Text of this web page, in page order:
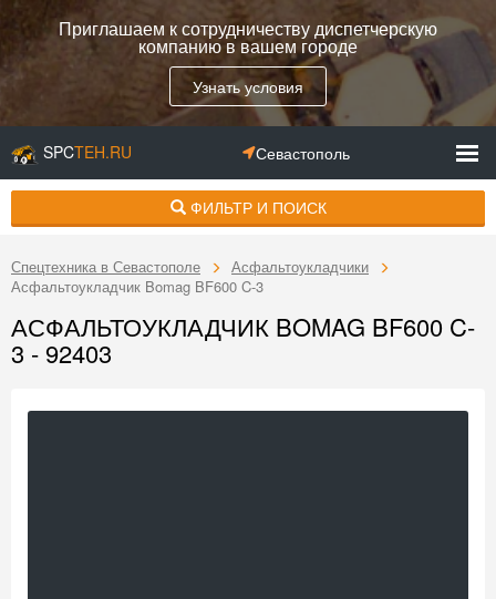
Приглашаем к сотрудничеству диспетчерскую
компанию в вашем городе
Узнать условия
SPCTEH.RU Севастополь
ФИЛЬТР И ПОИСК
Спецтехника в Севастополе
Асфальтоукладчики
Асфальтоукладчик Bomag BF600 C-3
АСФАЛЬТОУКЛАДЧИК BOMAG BF600 C-
3 - 92403